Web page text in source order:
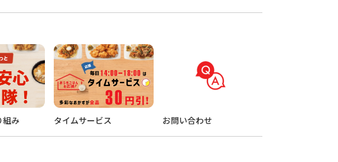
組み タイムサービス お問い合わせ